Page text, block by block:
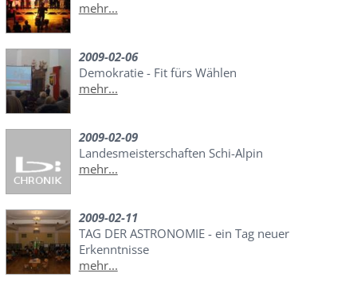
mehr...
2009-02-06
Demokratie - Fit fürs Wählen
mehr...
2009-02-09
Landesmeisterschaften Schi-Alpin
mehr...
2009-02-11
TAG DER ASTRONOMIE - ein Tag neuer
Erkenntnisse
mehr...